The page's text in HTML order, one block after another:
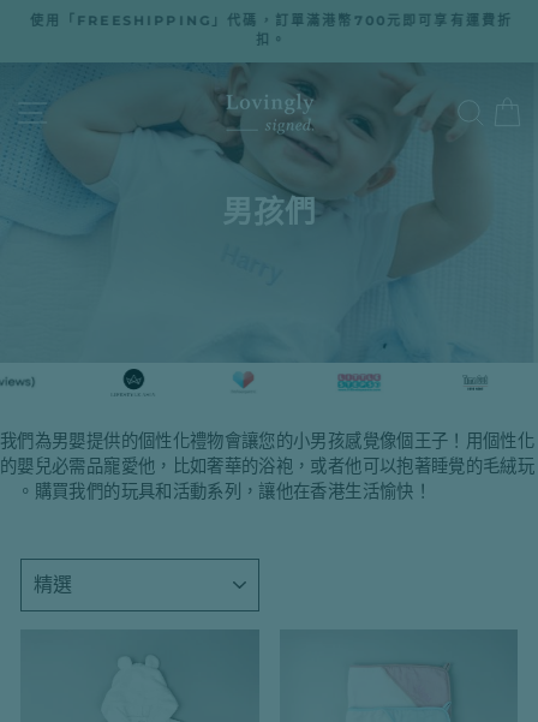
內
暫
片
播
放
使用「FREESHIPPING」代碼，訂單滿港幣700元即可享有運費折
扣。
網站導航 搜尋
男孩們
我們為男嬰提供的個性化禮物會讓您的小男孩感覺像個王子！用個性化
的嬰兒必需品寵愛他，比如奢華的浴袍，或者他可以抱著睡覺的毛絨玩
具。購買我們的玩具和活動系列，讓他在香港生活愉快！
類